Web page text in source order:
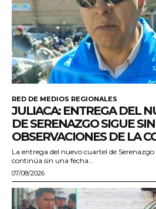
RED DE MEDIOS REGIONALES
JULIACA: ENTREGA DEL
DE SERENAZGO SIGUE
OBSERVACIONES DE LA
La entrega del nuevo cuartel de
continúa sin una fecha...
07/08/2026